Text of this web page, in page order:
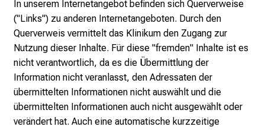
In unserem Internetangebot befinden sich Querverweise
("Links") zu anderen Internetangeboten. Durch den
Querverweis vermittelt das Klinikum den Zugang zur
Nutzung dieser Inhalte. Für diese "fremden" Inhalte ist es
nicht verantwortlich, da es die Übermittlung der
Information nicht veranlasst, den Adressaten der
übermittelten Informationen nicht auswählt und die
übermittelten Informationen auch nicht ausgewählt oder
verändert hat. Auch eine automatische kurzzeitige